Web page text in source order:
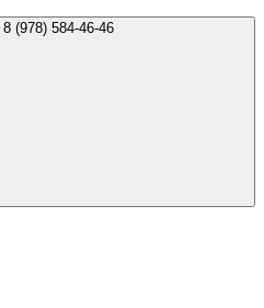
8 (978) 584-46-46